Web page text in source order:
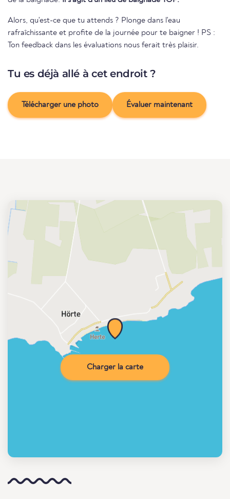
Alors, qu'est-ce que tu attends ? Plonge dans l'eau
rafraîchissante et profite de la journée pour te baigner ! PS :
Ton feedback dans les évaluations nous ferait très plaisir.
Tu es déjà allé à cet endroit ?
Télécharger une photo Évaluer maintenant
Charger la carte